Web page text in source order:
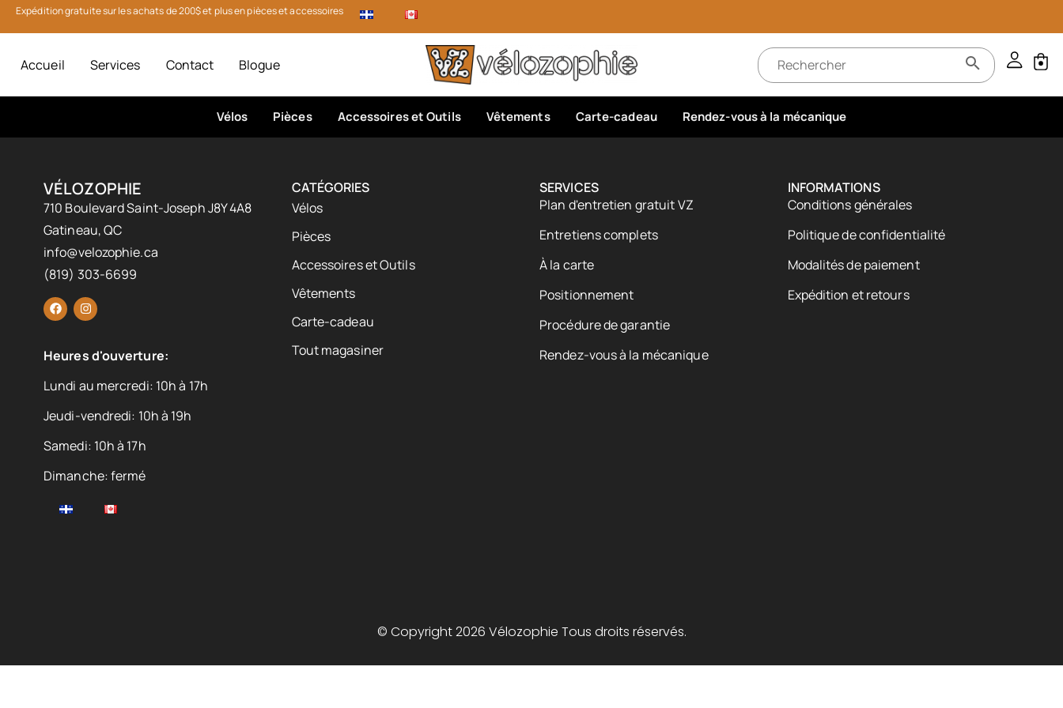
Expédition gratuite sur les achats de 200$ et plus en pièces et accessoires
Accueil Services Contact Blogue
Vélos Pièces Accessoires et Outils Vêtements Carte-cadeau Rendez-vous à la mécanique
VÉLOZOPHIE
710 Boulevard Saint-Joseph J8Y 4A8
Gatineau, QC
info@velozophie.ca
(819) 303-6699
Heures d'ouverture:
Lundi au mercredi: 10h à 17h
Jeudi-vendredi: 10h à 19h
Samedi: 10h à 17h
Dimanche: fermé
CATÉGORIES
Vélos
Pièces
Accessoires et Outils
Vêtements
Carte-cadeau
Tout magasiner
SERVICES
Plan d'entretien gratuit VZ
Entretiens complets
À la carte
Positionnement
Procédure de garantie
Rendez-vous à la mécanique
INFORMATIONS
Conditions générales
Politique de confidentialité
Modalités de paiement
Expédition et retours
© Copyright 2026 Vélozophie Tous droits réservés.